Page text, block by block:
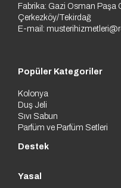
Fabrika: Gazi Osman
Çerkezköy/Tekirdağ
E-mail:
Popüler Kategoriler
Kolonya
Duş Jeli
Sıvı Sabun
Parfüm ve Parfüm Setleri
Destek
Yasal